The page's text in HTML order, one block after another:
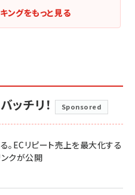
ングをもっと見る
ッチリ！ Sponsored
。ECリピート売上を最大化する
ンクが公開